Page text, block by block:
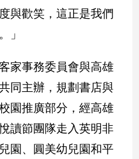
與歡笑，這正是我們
」
家事務委員會與高雄
同主辦，規劃書店與
園推廣部分，經高雄
讀節團隊走入英明非
園、圓美幼兒園和平